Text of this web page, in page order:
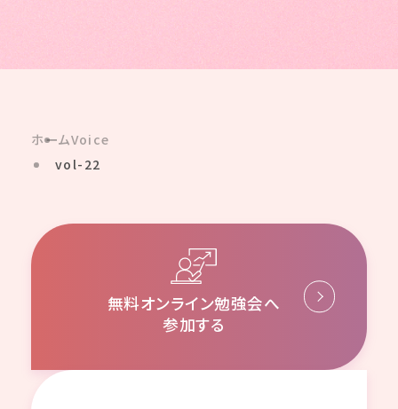
ホームVoice
vol-22
無料オンライン勉強会へ
参加する